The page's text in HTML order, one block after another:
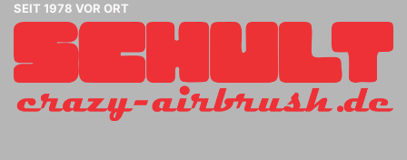
SEIT 1978 VOR ORT